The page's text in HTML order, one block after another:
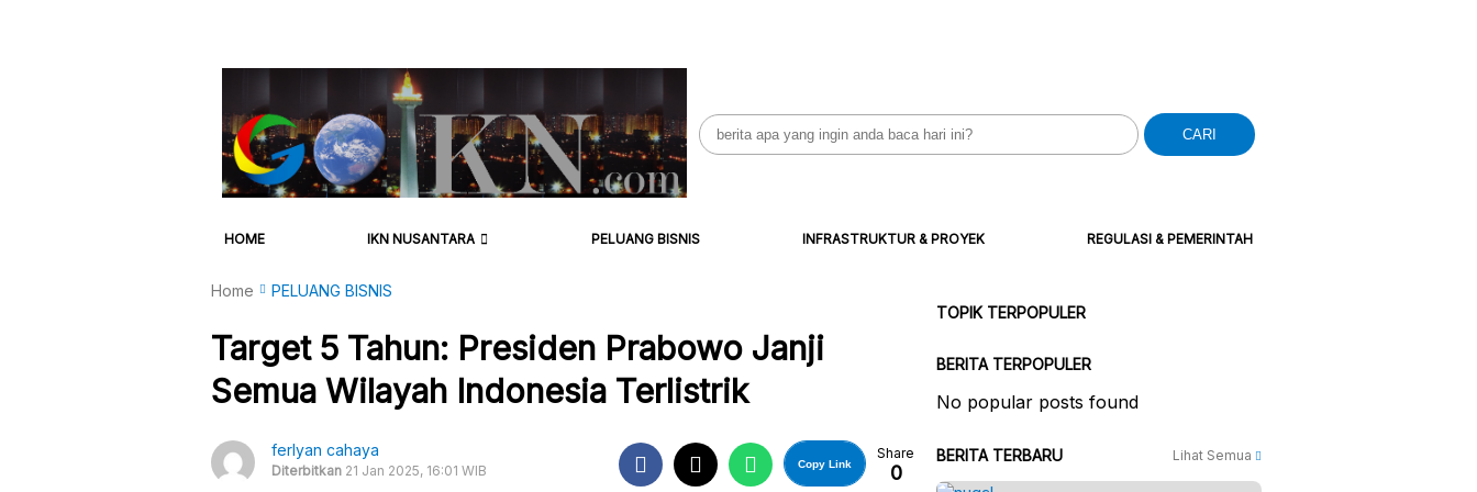
Search
for:
CARI
HOME IKN NUSANTARA PELUANG BISNIS INFRASTRUKTUR & PROYEK REGULASI & PEMERINTAH
Home PELUANG BISNIS
Target 5 Tahun: Presiden Prabowo Janji
Semua Wilayah Indonesia Terlistrik
ferlyan cahaya
Diterbitkan 21 Jan 2025, 16:01 WIB Copy Link
Share
0
TOPIK TERPOPULER
BERITA TERPOPULER
No popular posts found
BERITA TERBARU Lihat Semua